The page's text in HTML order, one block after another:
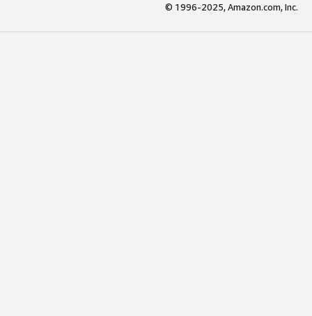
© 1996-2025, Amazon.com, Inc.